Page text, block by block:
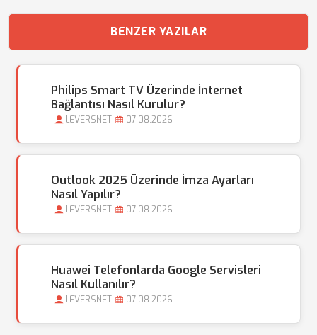
BENZER YAZILAR
Philips Smart TV Üzerinde İnternet
Bağlantısı Nasıl Kurulur?
LEVERSNET 07.08.2026
Outlook 2025 Üzerinde İmza Ayarları
Nasıl Yapılır?
LEVERSNET 07.08.2026
Huawei Telefonlarda Google Servisleri
Nasıl Kullanılır?
LEVERSNET 07.08.2026